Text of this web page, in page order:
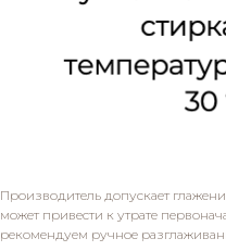
Производитель допускает
может привести к утрате
рекомендуем ручное